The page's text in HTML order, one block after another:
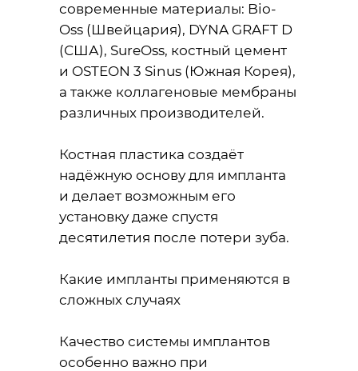
современные материалы: Bio-
Oss (Швейцария), DYNA GRAFT D
(США), SureOss, костный цемент
и OSTEON 3 Sinus (Южная Корея),
а также коллагеновые мембраны
различных производителей.
Костная пластика создаёт
надёжную основу для импланта
и делает возможным его
установку даже спустя
десятилетия после потери зуба.
Какие импланты применяются в
сложных случаях
Качество системы имплантов
особенно важно при